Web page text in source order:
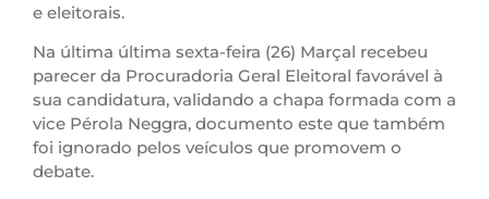
e eleitorais.
Na última última sexta-feira (26) Marçal recebeu
parecer da Procuradoria Geral Eleitoral favorável à
sua candidatura, validando a chapa formada com a
vice Pérola Neggra, documento este que também
foi ignorado pelos veículos que promovem o
debate.